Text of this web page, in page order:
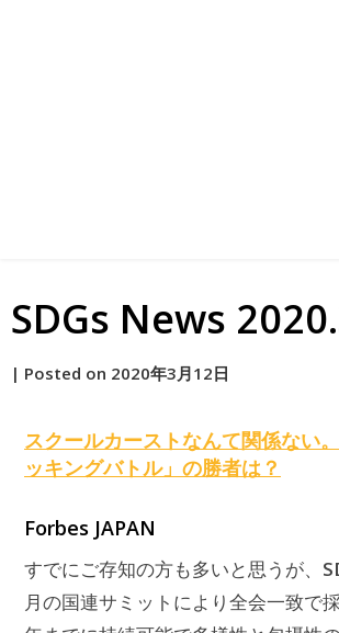
SDGs News
by
| Posted on 2020年3月12日
スクールカーストなんて関係ない
ッキングバトル」の勝者は？
Forbes JAPAN
すでにご存知の方も多いと思うが、
月の国連サミットにより全会一致で